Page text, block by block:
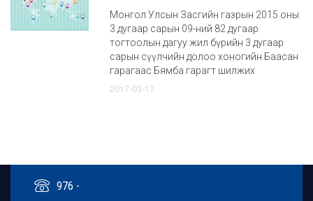
Монгол Улсын Засгийн газрын 2015 оны
3 дугаар сарын 09-ний 82 дугаар
тогтоолын дагуу жил бүрийн 3 дугаар
сарын сүүлчийн долоо хоногийн Баасан
гарагаас Бямба гарагт шилжих
2017-03-17
976 -